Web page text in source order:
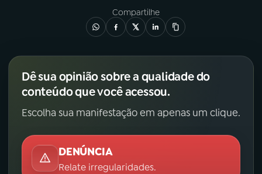
Compartilhe
Dê sua opinião sobre a qualidade do
conteúdo que você acessou.
Escolha sua manifestação em apenas um clique.
DENÚNCIA
Relate irregularidades.